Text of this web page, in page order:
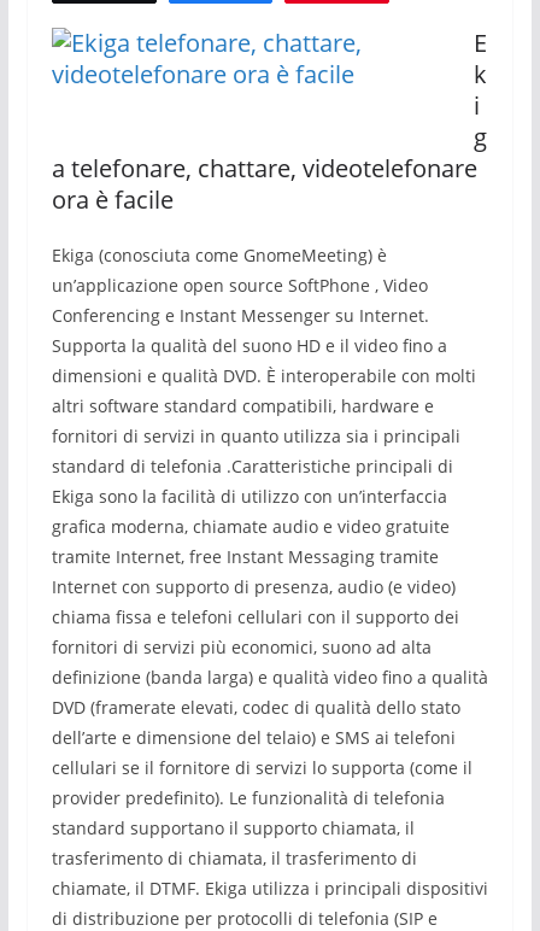
E
k
i
g
a telefonare, chattare, videotelefonare
ora è facile
Ekiga (conosciuta come GnomeMeeting) è
un’applicazione open source SoftPhone , Video
Conferencing e Instant Messenger su Internet.
Supporta la qualità del suono HD e il video fino a
dimensioni e qualità DVD. È interoperabile con molti
altri software standard compatibili, hardware e
fornitori di servizi in quanto utilizza sia i principali
standard di telefonia .Caratteristiche principali di
Ekiga sono la facilità di utilizzo con un’interfaccia
grafica moderna, chiamate audio e video gratuite
tramite Internet, free Instant Messaging tramite
Internet con supporto di presenza, audio (e video)
chiama fissa e telefoni cellulari con il supporto dei
fornitori di servizi più economici, suono ad alta
definizione (banda larga) e qualità video fino a qualità
DVD (framerate elevati, codec di qualità dello stato
dell’arte e dimensione del telaio) e SMS ai telefoni
cellulari se il fornitore di servizi lo supporta (come il
provider predefinito). Le funzionalità di telefonia
standard supportano il supporto chiamata, il
trasferimento di chiamata, il trasferimento di
chiamate, il DTMF. Ekiga utilizza i principali dispositivi
di distribuzione per protocolli di telefonia (SIP e